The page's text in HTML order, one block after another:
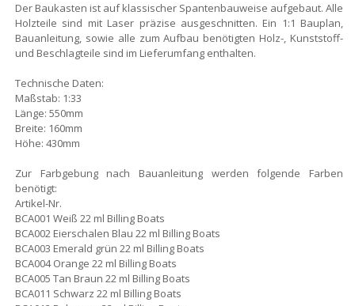
Der Baukasten ist auf klassischer Spantenbauweise aufgebaut. Alle
Holzteile sind mit Laser präzise ausgeschnitten. Ein 1:1 Bauplan,
Bauanleitung, sowie alle zum Aufbau benötigten Holz-, Kunststoff-
und Beschlagteile sind im Lieferumfang enthalten.
Technische Daten:
Maßstab: 1:33
Länge: 550mm
Breite: 160mm
Höhe: 430mm
Zur Farbgebung nach Bauanleitung werden folgende Farben
benötigt:
Artikel-Nr.
BCA001 Weiß 22 ml Billing Boats
BCA002 Eierschalen Blau 22 ml Billing Boats
BCA003 Emerald grün 22 ml Billing Boats
BCA004 Orange 22 ml Billing Boats
BCA005 Tan Braun 22 ml Billing Boats
BCA011 Schwarz 22 ml Billing Boats